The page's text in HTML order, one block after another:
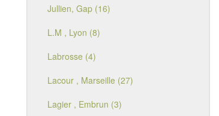
Jullien, Gap (16)
L.M , Lyon (8)
Labrosse (4)
Lacour , Marseille (27)
Lagier , Embrun (3)